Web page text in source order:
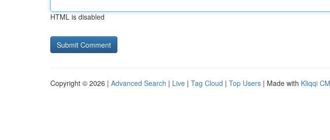
HTML is disabled
Copyright © 2026 | Advanced Search | Live | Tag Cloud | Top Users | Made with Kliqqi